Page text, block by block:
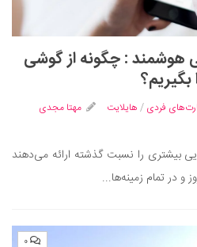
هوشمند : چگونه از گوشی
بگیریم؟
فردی / هایلایت
مهتا مجدی
بیشتری را نسبت گذشته ارائه می‌دهند
و در تمام زمینه‌ها...
۰